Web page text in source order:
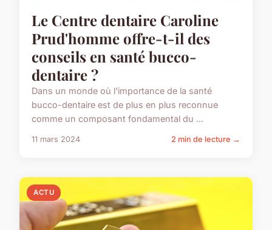
Le Centre dentaire Caroline
Prud'homme offre-t-il des
conseils en santé bucco-
dentaire ?
Dans un monde où l'importance de la santé
bucco-dentaire est de plus en plus reconnue
comme un composant fondamental du ...
11 mars 2024 2 min de lecture →
ACTU